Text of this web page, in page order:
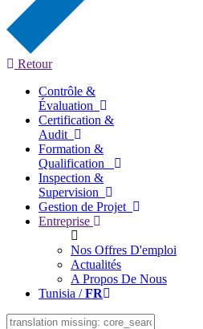
Retour
Contrôle &
Évaluation
Certification &
Audit
Formation &
Qualification
Inspection &
Supervision
Gestion de Projet
Entreprise
Nos Offres D'emploi
Actualités
A Propos De Nous
Tunisia /FR